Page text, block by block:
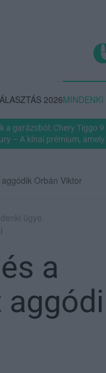
2026MINDENKI
a garázsból: Chery Tiggo 9
– A kínai prémium, amely
Orbán Viktor
ügye
a